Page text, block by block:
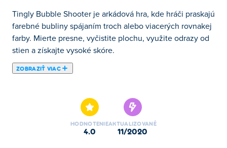
Tingly Bubble Shooter je arkádová hra, kde hráči praskajú
farebné bubliny spájaním troch alebo viacerých rovnakej
farby. Mierte presne, vyčistite plochu, využite odrazy od
stien a získajte vysoké skóre.
ZOBRAZIŤ VIAC
Chvejúce sa Strieľanie Bubliniek môžete vymeniť
muníciu, aby ste odpálili inú farbu. Ak budete príliš
pomalý alebo spravíte priveľa chýb, spadne na vás
HODNOTENIE
4.0
AKTUALIZOVANÉ
11/2020